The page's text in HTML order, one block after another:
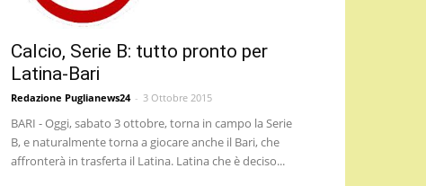
Calcio, Serie B: tutto pronto per
Latina-Bari
Redazione Puglianews24 - 3 Ottobre 2015
BARI - Oggi, sabato 3 ottobre, torna in campo la Serie
B, e naturalmente torna a giocare anche il Bari, che
affronterà in trasferta il Latina. Latina che è deciso...